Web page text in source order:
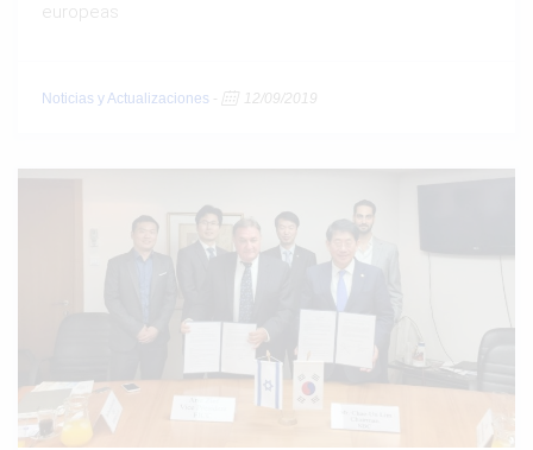
europeas
Noticias y Actualizaciones - 12/09/2019